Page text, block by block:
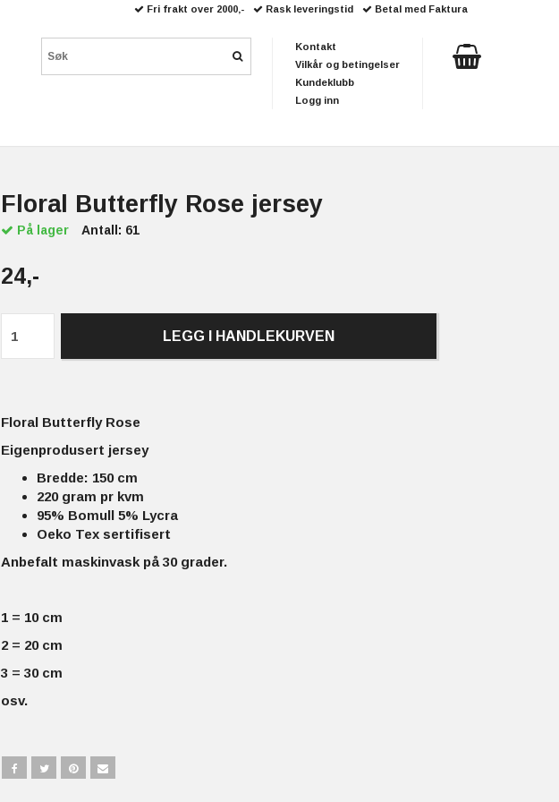
Floral Butterfly Rose jersey
På lager Antall: 61
24,-
LEGG I HANDLEKURVEN
Floral Butterfly Rose
Eigenprodusert jersey
Bredde: 150 cm
220 gram pr kvm
95% Bomull 5% Lycra
Oeko Tex sertifisert
Anbefalt maskinvask på 30 grader.
1 = 10 cm
2 = 20 cm
3 = 30 cm
osv.
Fri frakt over 2000,- Rask leveringstid Betal med Faktura
Kontakt
Vilkår og betingelser
Kundeklubb
Logg inn